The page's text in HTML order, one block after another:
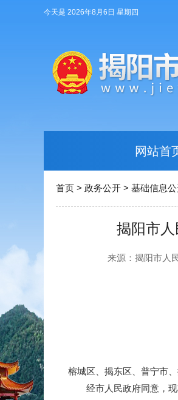
今天是 2026年8月6日 星期四
网站首
首页 > 政务公开 > 基础信息
揭阳市
来源：揭阳市人
榕城区、揭东区、普宁市
经市人民政府同意，现